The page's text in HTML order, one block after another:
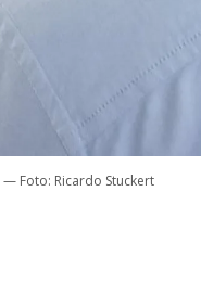
Foto: Ricardo Stuckert